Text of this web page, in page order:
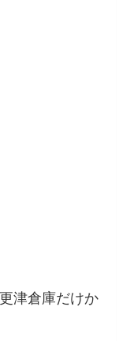
津倉庫だけか